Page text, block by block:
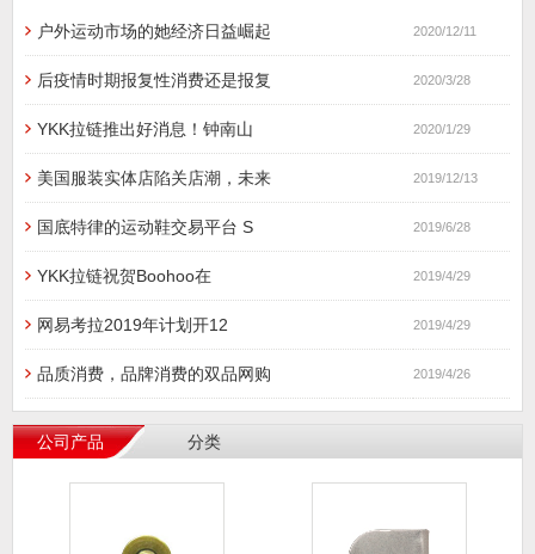
户外运动市场的她经济日益崛起 2020/12/11
后疫情时期报复性消费还是报复 2020/3/28
YKK拉链推出好消息！钟南山 2020/1/29
美国服装实体店陷关店潮，未来 2019/12/13
国底特律的运动鞋交易平台 S 2019/6/28
YKK拉链祝贺Boohoo在 2019/4/29
网易考拉2019年计划开12 2019/4/29
品质消费，品牌消费的双品网购 2019/4/26
公司产品 分类